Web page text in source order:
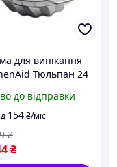
для випікання
Тюльпан 24
до відправки
154₴/міс
₴
₴